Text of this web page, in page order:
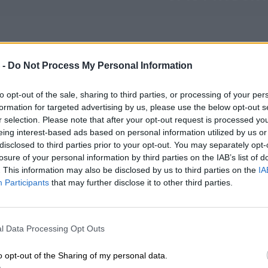
- Do Not Process My Personal Information
opt-out of the sale, sharing to third parties, or processing of your
for targeted advertising by us, please use the below opt-out
selection. Please note that after your opt-out request is processed
interest-based ads based on personal information utilized by us
to third parties prior to your opt-out. You may separately
of your personal information by third parties on the IAB’s list of
This information may also be disclosed by us to third parties on the
Participants that may further disclose it to other third parties.
Data Processing Opt Outs
opt-out of the Sharing of my personal data.
zamówienia od 5-14 dni.
kompatybilności baterii prosimy o kontakt, w celu
kompatybilna z laptopami:#LNF
modele baterii:5B11K38949 5B11K38953 5B11K38955
5B11N45428 5B11N45439
INFORMACJE